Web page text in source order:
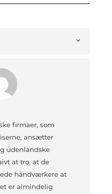
firmaer, som
ansætter
udenlandske
at tro, at de
håndværkere at
er almindelig